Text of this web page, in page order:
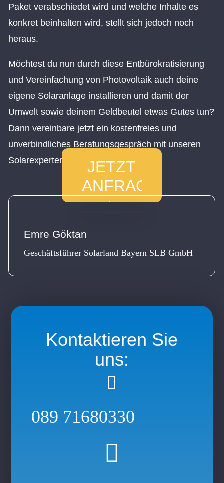
Paket verabschiedet wird und welche Inhalte es
konkret beinhalten wird, stellt sich jedoch noch
heraus.
Möchtest du nun durch diese Entbürokratisierung
und Vereinfachung von Photovoltaik auch deine
eigene Solaranlage installieren und damit der
Umwelt sowie deinem Geldbeutel etwas Gutes tun?
Dann vereinbare jetzt ein kostenfreies und
unverbindliches Beratungsgespräch mit unseren
Solarexperten!
JETZT
ANFRAGEN
und von
lassen!
Emre Göktan
Geschäftsführer Solarland Bayern SLB GmbH
Kontaktieren Sie
uns:

089 71680330
